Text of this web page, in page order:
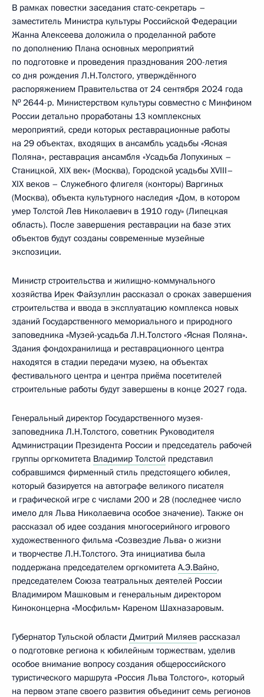
В рамках повестки заседания статс-секретарь –
заместитель Министра культуры Российской Федерации
Жанна Алексеева доложила о проделанной работе
по дополнению Плана основных мероприятий
по подготовке и проведения празднования 200-летия
со дня рождения Л.Н.Толстого, утверждённого
распоряжением Правительства от 24 сентября 2024 года
Nº 2644-р. Министерством культуры совместно с Минфином
России детально проработаны 13 комплексных
мероприятий, среди которых реставрационные работы
на 29 объектах, входящих в ансамбль усадьбы «Ясная
Поляна», реставрация ансамбля «Усадьба Лопухиных –
Станицкой, XIX век» (Москва), Городской усадьбы XVIII–
XIX веков – Служебного флигеля (конторы) Варгиных
(Москва), объекта культурного наследия «Дом, в котором
умер Толстой Лев Николаевич в 1910 году» (Липецкая
область). После завершения реставрации на базе этих
объектов будут созданы современные музейные
экспозиции.
Министр строительства и жилищно-коммунального
хозяйства Ирек Файзуллин рассказал о сроках завершения
строительства и ввода в эксплуатацию комплекса новых
зданий Государственного мемориального и природного
заповедника «Музей-усадьба Л.Н.Толстого «Ясная Поляна».
Здания фондохранилища и реставрационного центра
находятся в стадии передачи музею, на объектах
фестивального центра и центра приёма посетителей
строительные работы будут завершены в конце 2027 года.
Генеральный директор Государственного музея-
заповедника Л.Н.Толстого, советник Руководителя
Администрации Президента России и председатель рабочей
группы оргкомитета Владимир Толстой представил
собравшимся фирменный стиль предстоящего юбилея,
который базируется на автографе великого писателя
и графической игре с числами 200 и 28 (последнее число
имело для Льва Николаевича особое значение). Также он
рассказал об идее создания многосерийного игрового
художественного фильма «Созвездие Льва» о жизни
и творчестве Л.Н.Толстого. Эта инициатива была
поддержана председателем оргкомитета А.Э.Вайно,
председателем Союза театральных деятелей России
Владимиром Машковым и генеральным директором
Киноконцерна «Мосфильм» Кареном Шахназаровым.
Губернатор Тульской области Дмитрий Миляев рассказал
о подготовке региона к юбилейным торжествам, уделив
особое внимание вопросу создания общероссийского
туристического маршрута «Россия Льва Толстого», который
на первом этапе своего развития объединит семь регионов